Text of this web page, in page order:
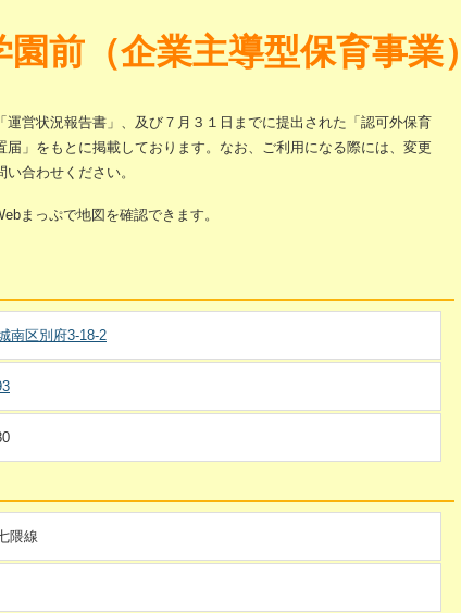
前（企業主導型保育事業）
営状況報告書」、及び７月３１日までに提出された「認可外保育
」をもとに掲載しております。なお、ご利用になる際には、変更
合わせください。
まっぷで地図を確認できます。
南区別府3-18-2
隈線